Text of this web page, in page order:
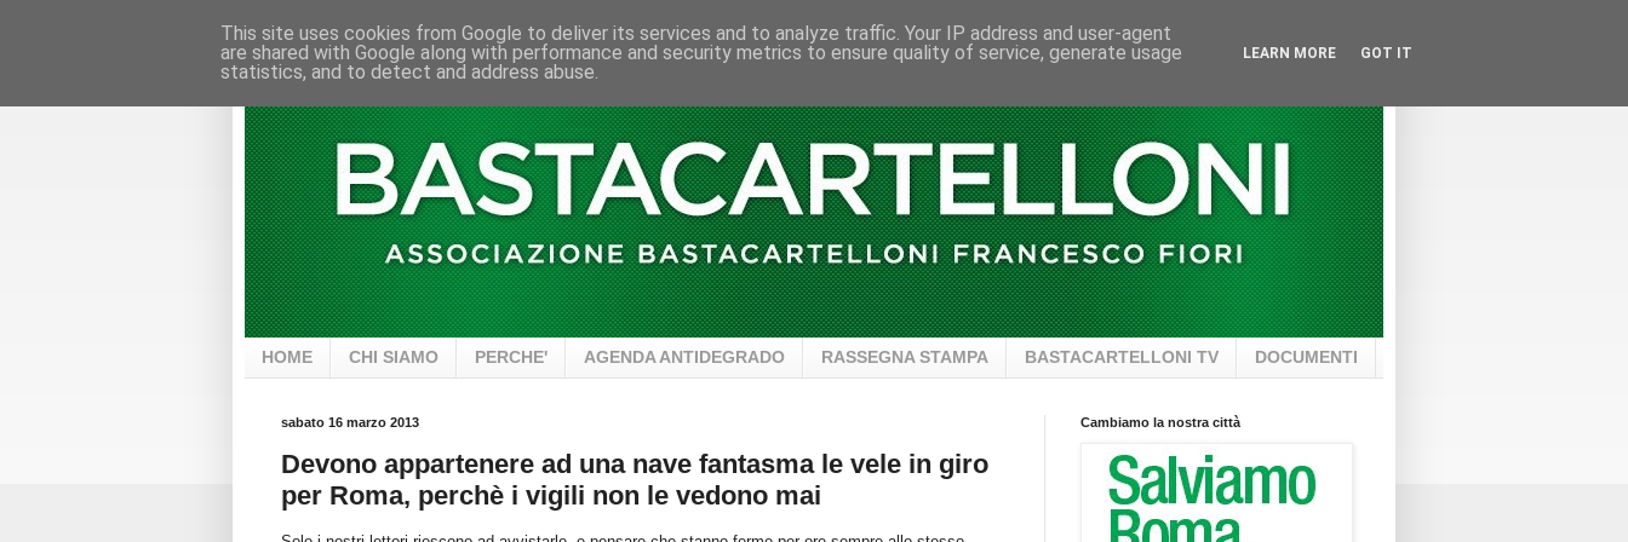
HOME CHI SIAMO PERCHE' AGENDA ANTIDEGRADO RASSEGNA STAMPA BASTACARTELLONI TV DOCUMENTI
sabato 16 marzo 2013
Devono appartenere ad una nave fantasma le vele in giro
per Roma, perchè i vigili non le vedono mai
Cambiamo la nostra città
This site uses cookies from Google to deliver its services and to analyze traffic. Your IP address and user-agent
are shared with Google along with performance and security metrics to ensure quality of service, generate usage
statistics, and to detect and address abuse.
LEARN MORE GOT IT